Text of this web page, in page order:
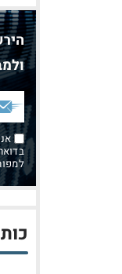
למפורט